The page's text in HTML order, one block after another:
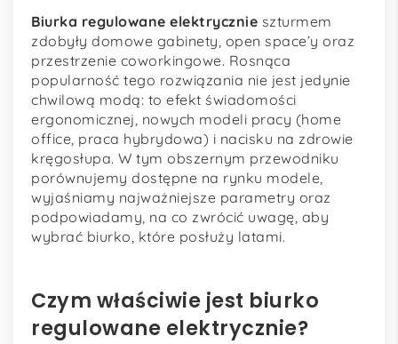
Biurka regulowane elektrycznie szturmem
zdobyły domowe gabinety, open space’y oraz
przestrzenie coworkingowe. Rosnąca
popularność tego rozwiązania nie jest jedynie
chwilową modą: to efekt świadomości
ergonomicznej, nowych modeli pracy (home
office, praca hybrydowa) i nacisku na zdrowie
kręgosłupa. W tym obszernym przewodniku
porównujemy dostępne na rynku modele,
wyjaśniamy najważniejsze parametry oraz
podpowiadamy, na co zwrócić uwagę, aby
wybrać biurko, które posłuży latami.
Czym właściwie jest biurko
regulowane elektrycznie?